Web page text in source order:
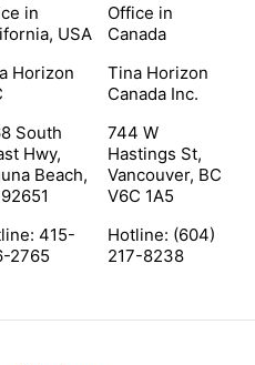
in
USA
Horizon
South
Hwy,
Beach,
415-
2765
Office in
Canada
Tina Horizon
Canada Inc.
744 W
Hastings St,
Vancouver, BC
V6C 1A5
Hotline: (604)
217-8238